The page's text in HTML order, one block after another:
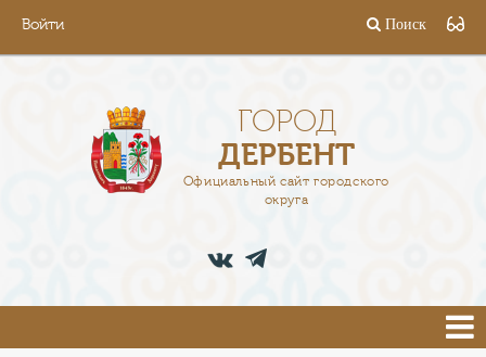
Войти Поиск
ГОРОД
ДЕРБЕНТ
Официальный сайт городского
округа
АДМИНИСТРАЦИЯ